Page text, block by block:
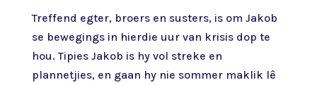
Treffend egter, broers en susters, is om Jakob
se bewegings in hierdie uur van krisis dop te
hou. Tipies Jakob is hy vol streke en
plannetjies, en gaan hy nie sommer maklik lê